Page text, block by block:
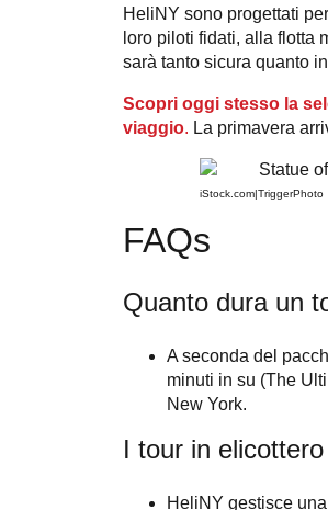
HeliNY sono progettati
loro piloti fidati, alla flotta
sarà tanto sicura quanto
Scopri oggi stesso la
viaggio. La primavera
iStock.com|TriggerPhoto
FAQs
Quanto dura un
A seconda del
minuti in su (The
New York.
I tour in
HeliNY gestisce